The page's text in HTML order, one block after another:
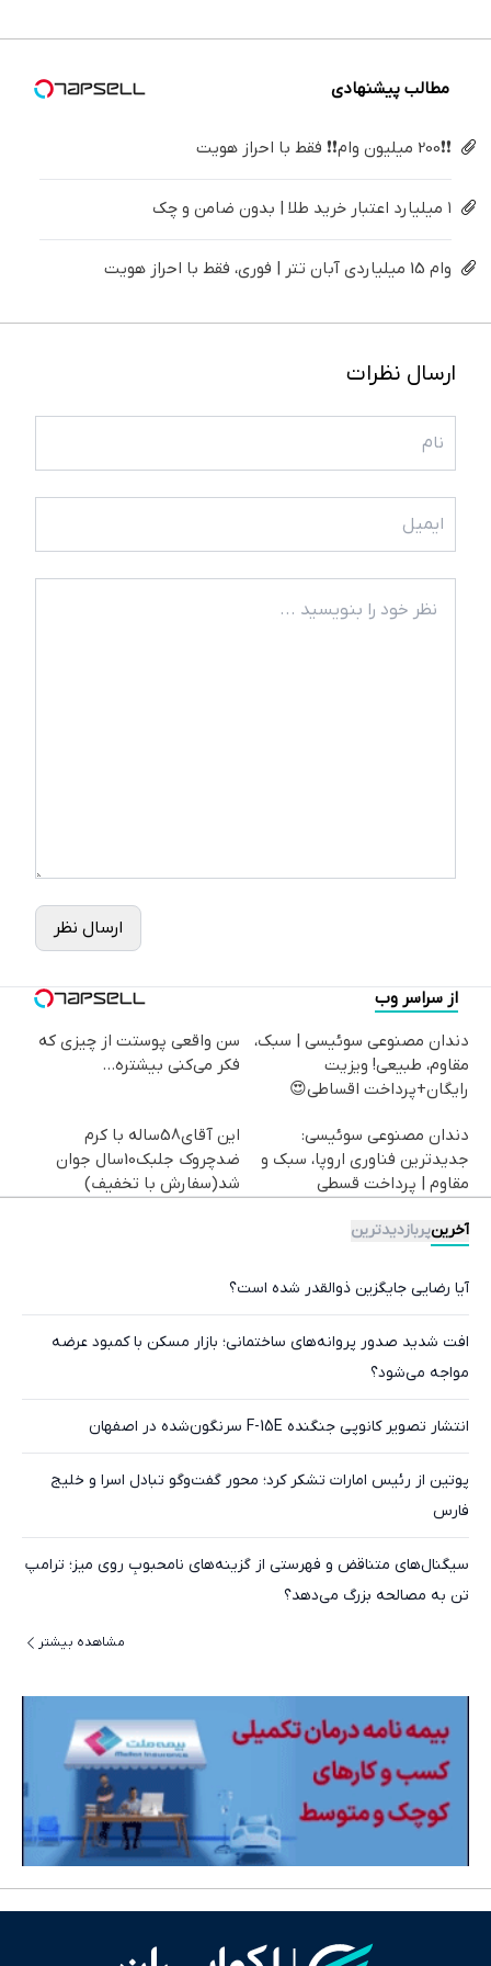
کن
کننده
مطالب پیشنهادی
❗❗200 میلیون وام❗❗ فقط با احراز هویت
۱ میلیارد اعتبار خرید طلا | بدون ضامن و چک
وام 15 میلیاردی آبان تتر | فوری، فقط با احراز هویت
ارسال نظرات
ارسال نظر
از سراسر وب
دندان مصنوعی سوئیسی | سبک،
مقاوم، طبیعی! ویزیت
رایگان+پرداخت اقساطی😍
سن واقعی پوستت از چیزی که
فکر می‌کنی بیشتره...
دندان مصنوعی سوئیسی:
جدیدترین فناوری اروپا، سبک و
مقاوم | پرداخت قسطی
این آقای58ساله با کرم
ضدچروک جلبک10سال جوان
شد(سفارش با تخفیف)
آخرینپربازدیدترین
آیا رضایی جایگزین ذوالقدر شده است؟
افت شدید صدور پروانه‌های ساختمانی؛ بازار مسکن با کمبود عرضه
مواجه می‌شود؟
انتشار تصویر کانوپی جنگنده F-15E سرنگون‌شده در اصفهان
پوتین از رئیس امارات تشکر کرد؛ محور گفت‌وگو تبادل اسرا و خلیج
فارس
سیگنال‌های متناقض و فهرستی از گزینه‌های نامحبوبِ روی میز؛ ترامپ
تن به مصالحه بزرگ می‌دهد؟
مشاهده بیشتر